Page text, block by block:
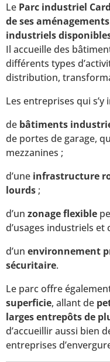
Le Parc industriel
de ses aménagements
industriels
Il accueille des
différents types
distribution,
Les entreprises qui
de bâtiments
de portes de garage,
mezzanines ;
d’une infrastructure
lourds ;
d’un zonage flexible
d’usages industriels et
d’un environnement
sécuritaire.
Le parc offre
superficie, allant de
larges entrepôts de
d’accueillir aussi bien
entreprises